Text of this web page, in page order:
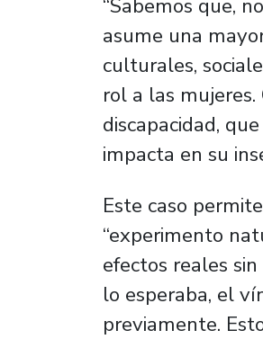
asume una
culturales,
rol a las
discapacidad,
impacta en su
Este caso
“experimento
efectos reales
lo esperaba, el
previamente.